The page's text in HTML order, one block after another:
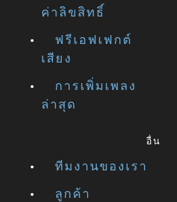
ค่าลิขสิทธิ์
ฟรีเอฟเฟกต์
เสียง
การเพิ่มเพลง
ล่าสุด
อื่น
ทีมงานของเรา
ลูกค้า